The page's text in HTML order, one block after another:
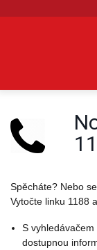
Spěcháte? Nebo
Vytočte linku 1188
S
dostupnou